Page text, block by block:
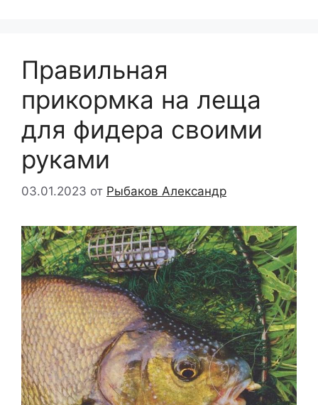
Правильная
прикормка на леща
для фидера своими
руками
03.01.2023 от Рыбаков Александр